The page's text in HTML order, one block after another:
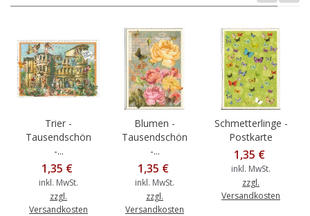
Trier -
Tausendschön
-...
1,35 €
inkl. MwSt.
zzgl.
Versandkosten
Blumen -
Tausendschön
-...
1,35 €
inkl. MwSt.
zzgl.
Versandkosten
Schmetterlinge -
Postkarte
1,35 €
inkl. MwSt.
zzgl.
Versandkosten